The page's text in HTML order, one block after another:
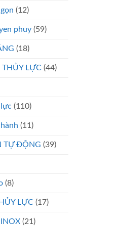
(12)
phuy (59)
(18)
THỦY LỰC (44)
(110)
(11)
TỰ ĐỘNG (39)
(8)
LỰC (17)
(21)